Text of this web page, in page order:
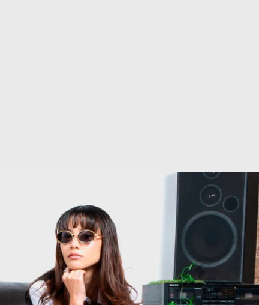
Andorra (EUR €)
Angola (EUR €)
Anguilla (XCD $)
Antigua & Barbuda
(XCD $)
Argentina (EUR €)
Armenia (AMD դր.)